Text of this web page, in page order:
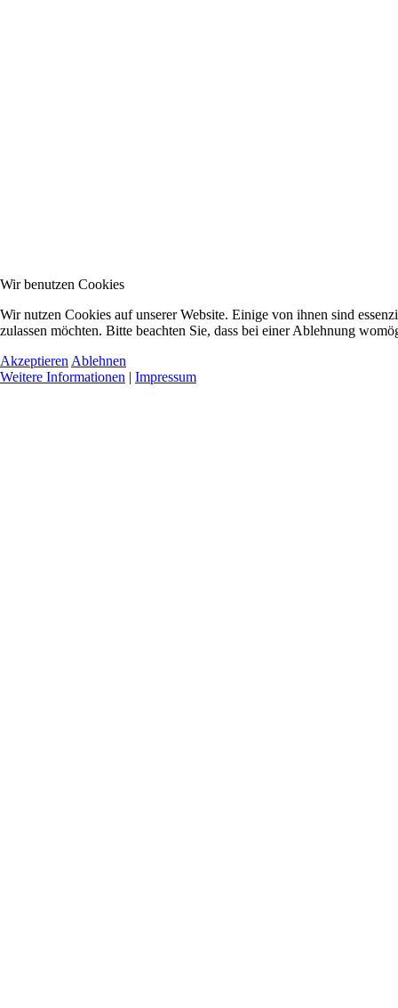
Wir benutzen Cookies
Wir nutzen Cookies auf unserer Website. Einige von ihnen sind
zulassen möchten. Bitte beachten Sie, dass bei einer Ablehnung
Akzeptieren Ablehnen
Weitere Informationen | Impressum